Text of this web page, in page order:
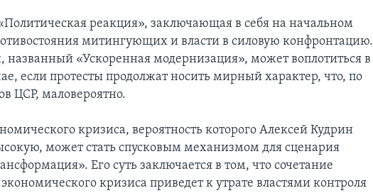
реакция», заключающая в себя на начальном
митингующих и власти в силовую конфронтацию.
названный «Ускоренная модернизация», может воплотиться в
если протесты продолжат носить мирный характер, что, по
ЦСР, маловероятно.
кризиса, вероятность которого Алексей Кудрин
может стать спусковым механизмом для сценария
Его суть заключается в том, что сочетание
кризиса приведет к утрате властями контроля